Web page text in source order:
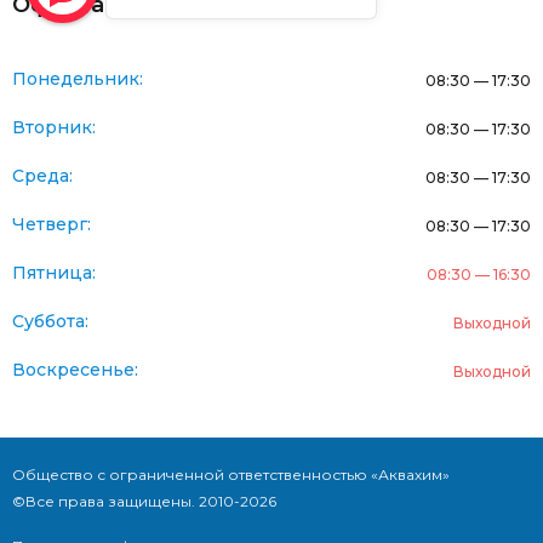
Понедельник: 08:30 — 17:30
Вторник: 08:30 — 17:30
Среда: 08:30 — 17:30
Четверг: 08:30 — 17:30
Пятница: 08:30 — 16:30
Суббота: Выходной
Воскресенье: Выходной
Общество с ограниченной ответственностью «Аквахим»
©Все права защищены. 2010-2026